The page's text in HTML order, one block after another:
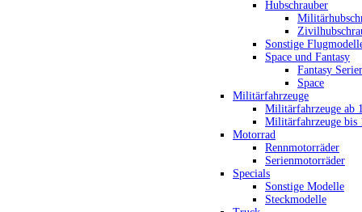
Hubschrauber
Sonstige
Space und Fantasy
Fantasy
Space
Militärfahrzeuge
Militärfahrzeuge ab
Militärfahrzeuge bis
Motorrad
Rennmotorräder
Serienmotorräder
Specials
Sonstige Modelle
Steckmodelle